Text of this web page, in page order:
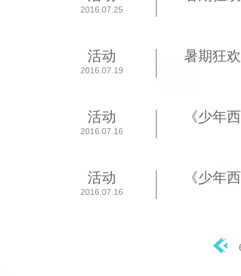
2016.07.25
活动
2016.07.19
暑期狂
活动
2016.07.16
《少年
活动
2016.07.16
《少年